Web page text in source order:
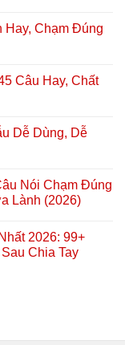
Chạm Đúng
Câu Hay, Chất
Dễ Dùng, Dễ
Nói Chạm Đúng
Lành (2026)
2026: 99+
Chia Tay